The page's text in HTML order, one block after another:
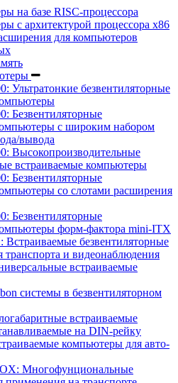
на базе RISC-процессора
с архитектурой процессора x86
для компьютеров
Ультратонкие безвентиляторные
Безвентиляторные
с широким набором
вывода
Высокопроизводительные
встраиваемые компьютеры
Безвентиляторные
со слотами расширения
Безвентиляторные
форм-фактора mini-ITX
безвентиляторные
и видеонаблюдения
встраиваемые
системы в безвентиляторном
встраиваемые
на DIN-рейку
компьютеры для авто-
Многофунциональные